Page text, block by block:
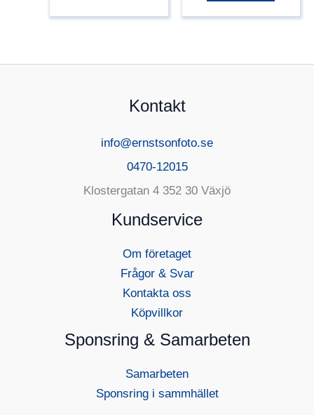
Kontakt
info@ernstsonfoto.se
0470-12015
Klostergatan 4 352 30 Växjö
Kundservice
Om företaget
Frågor & Svar
Kontakta oss
Köpvillkor
Sponsring & Samarbeten
Samarbeten
Sponsring i sammhället